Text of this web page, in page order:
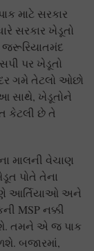
માટે સરકાર
સરકાર ખેડૂતો
જરૂરિયાતમંદ
પર ખેડૂતો
ગમે તેટલો ઓછો
આ સાથે, ખેડૂતોને
કેટલી છે તે
માલની વેચાણ
પોતે તેના
આર્તિયાઓ અને
MSP નક્કી
તમને એ જ પાક
બજારમાં,